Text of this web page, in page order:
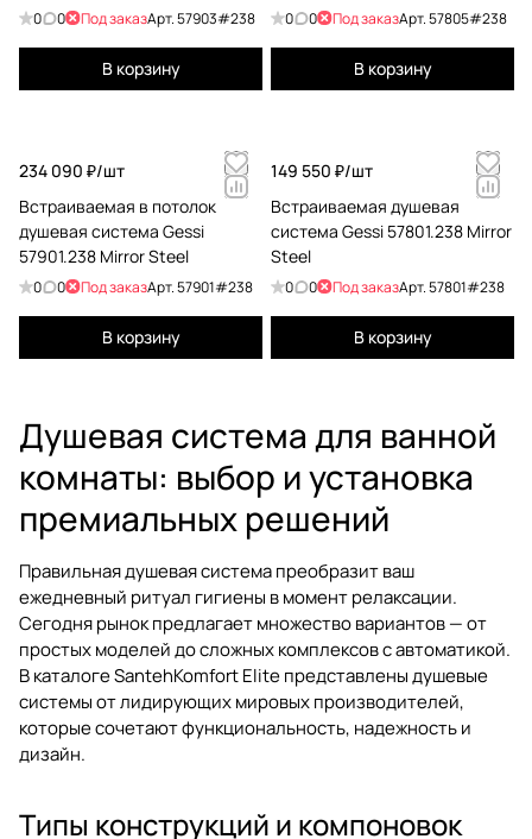
0 0 Под заказАрт.57903#238
В корзину
0 0 Под заказАрт.57805#238
В корзину
234 090 ₽/шт
Встраиваемая в потолок
душевая система Gessi
57901.238 Mirror Steel
0 0 Под заказАрт.57901#238
В корзину
149 550 ₽/шт
Встраиваемая душевая
система Gessi 57801.238 Mirror
Steel
0 0 Под заказАрт.57801#238
В корзину
Душевая система для ванной
комнаты: выбор и установка
премиальных решений
Правильная душевая система преобразит ваш
ежедневный ритуал гигиены в момент релаксации.
Сегодня рынок предлагает множество вариантов — от
простых моделей до сложных комплексов с автоматикой.
В каталоге SantehKomfort Elite представлены душевые
системы от лидирующих мировых производителей,
которые сочетают функциональность, надежность и
дизайн.
Типы конструкций и компоновок